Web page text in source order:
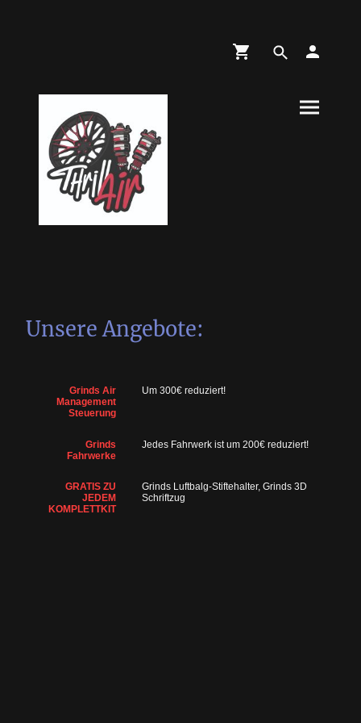
Unsere Angebote:
Grinds Air
Management
Steuerung
Um 300€ reduziert!
Grinds
Fahrwerke
Jedes Fahrwerk ist um 200€ reduziert!
GRATIS ZU
JEDEM
KOMPLETTKIT
Grinds Luftbalg-Stiftehalter, Grinds 3D
Schriftzug